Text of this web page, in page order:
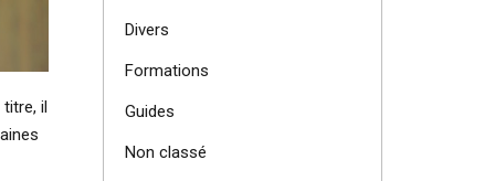
il
Divers
Formations
Guides
Non classé